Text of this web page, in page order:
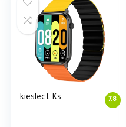
7.8
kieslect Ks